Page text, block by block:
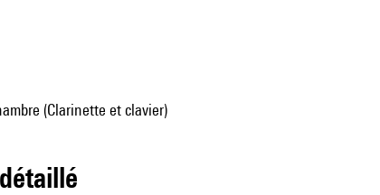
(Clarinette et clavier)